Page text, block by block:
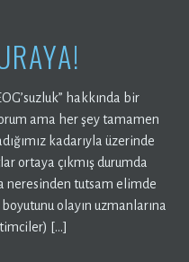
hakkında bir
ama her şey tamamen
kadarıyla üzerinde
ortaya çıkmış durumda
neresinden tutsam elimde
boyutunu olayın uzmanlarına
[…]